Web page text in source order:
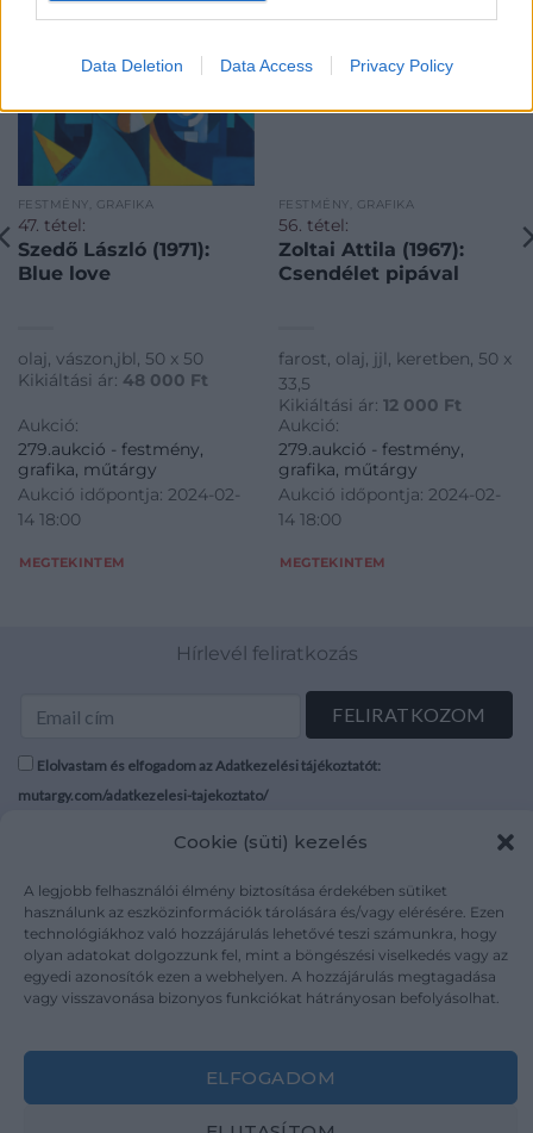
Data Deletion Data Access Privacy Policy
Cookie (süti) kezelés
A legjobb felhasználói élmény biztosítása érdekében sütiket
használunk az eszközinformációk tárolására és/vagy elérésére. Ezen
technológiákhoz való hozzájárulás lehetővé teszi számunkra, hogy
olyan adatokat dolgozzunk fel, mint a böngészési viselkedés vagy az
egyedi azonosítók ezen a webhelyen. A hozzájárulás megtagadása
vagy visszavonása bizonyos funkciókat hátrányosan befolyásolhat.
ELFOGADOM
FESTMÉNY, GRAFIKA
47. tétel:
Szedő László (1971):
Blue love
olaj, vászon,jbl, 50 x 50
Kikiáltási ár: 48 000 Ft
Aukció:
279.aukció - festmény,
grafika, műtárgy
Aukció időpontja: 2024-02-
14 18:00
MEGTEKINTEM
FESTMÉNY, GRAFIKA
56. tétel:
Zoltai Attila (1967):
Csendélet pipával
farost, olaj, jjl, keretben, 50 x
33,5
Kikiáltási ár: 12 000 Ft
Aukció:
279.aukció - festmény,
grafika, műtárgy
Aukció időpontja: 2024-02-
14 18:00
MEGTEKINTEM
Hírlevél feliratkozás
Elolvastam és elfogadom az Adatkezelési tájékoztatót:
mutargy.com/adatkezelesi-tajekoztato/
Médiaajánlat
Karrier
Kapcsolat
Áraink
ÁSZF
Adatvédelem
Impresszum